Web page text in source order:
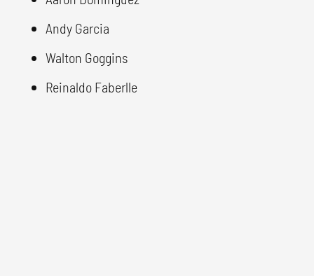
Andy Garcia
Walton Goggins
Reinaldo Faberlle